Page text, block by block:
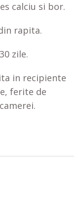
calciu si bor.
rapita.
zile.
in recipiente
ferite de